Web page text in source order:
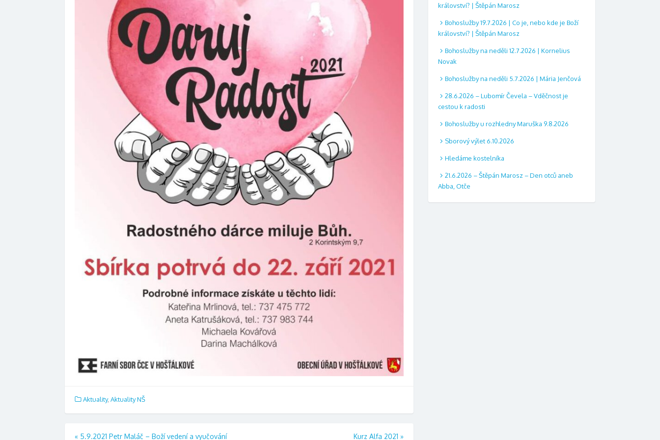
Aktuality, Aktuality NŠ
« 5.9.2021 Petr Maláč – Boží vedení a vyučování Kurz Alfa 2021 »
království? | Štěpán Marosz
Bohoslužby 19.7.2026 | Co je, nebo kde je Boží
království? | Štěpán Marosz
Bohoslužby na neděli 12.7.2026 | Kornelius
Novak
Bohoslužby na neděli 5.7.2026 | Mária Jenčová
28.6.2026 – Lubomír Čevela – Vděčnost je
cestou k radosti
Bohoslužby u rozhledny Maruška 9.8.2026
Sborový výlet 6.10.2026
Hledáme kostelníka
21.6.2026 – Štěpán Marosz – Den otců aneb
Abba, Otče